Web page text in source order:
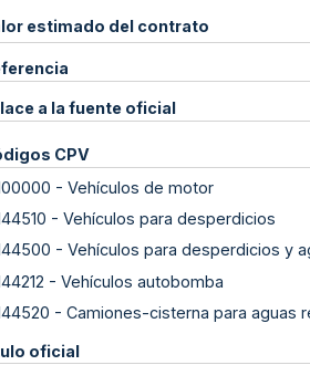
estimado del contrato
a la fuente oficial
CPV
- Vehículos de motor
- Vehículos para desperdicios
- Vehículos para desperdicios y
- Vehículos autobomba
- Camiones-cisterna para aguas
oficial